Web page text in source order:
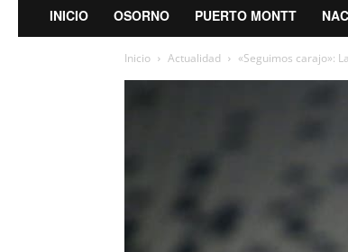
INICIO OSORNO PUERTO MONTT
Inicio Actualidad «Seguimos carajo»: